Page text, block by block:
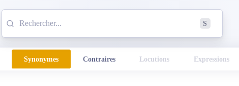
S
Synonymes Contraires Locutions Expressions